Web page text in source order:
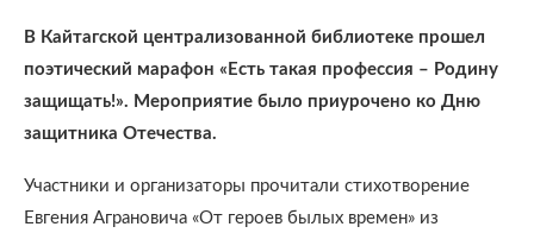
В Кайтагской централизованной библиотеке прошел
поэтический марафон «Есть такая профессия – Родину
защищать!». Мероприятие было приурочено ко Дню
защитника Отечества.
Участники и организаторы прочитали стихотворение
Евгения Аграновича «От героев былых времен» из